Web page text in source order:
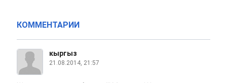
КОММЕНТАРИИ
кыргыз
21.08.2014, 21:57